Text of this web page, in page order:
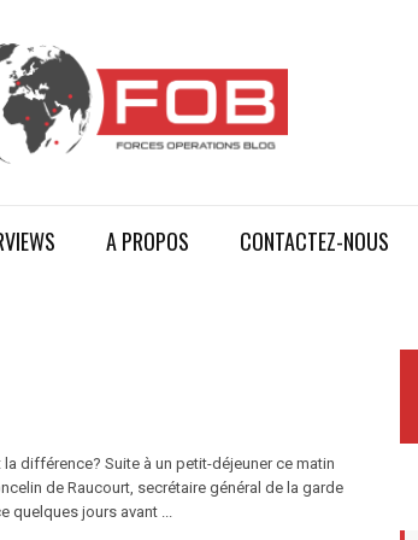
A PROPOS CONTACTEZ-NOUS
différence? Suite à un petit-déjeuner ce matin
de Raucourt, secrétaire général de la garde
quelques jours avant ...